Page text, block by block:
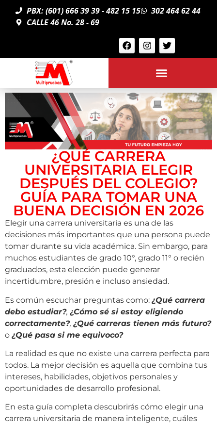
PBX: (601) 666 39 39 - 482 15 15
302 464 62 44
CALLE 46 No. 28 - 69
¿QUÉ CARRERA
UNIVERSITARIA ELEGIR
DESPUÉS DEL COLEGIO?
GUÍA PARA TOMAR UNA
BUENA DECISIÓN EN 2026
Elegir una carrera universitaria es una de las
decisiones más importantes que una persona puede
tomar durante su vida académica. Sin embargo, para
muchos estudiantes de grado 10°, grado 11° o recién
graduados, esta elección puede generar
incertidumbre, presión e incluso ansiedad.
Es común escuchar preguntas como: ¿Qué carrera
debo estudiar?, ¿Cómo sé si estoy eligiendo
correctamente?, ¿Qué carreras tienen más futuro?
o ¿Qué pasa si me equivoco?
La realidad es que no existe una carrera perfecta para
todos. La mejor decisión es aquella que combina tus
intereses, habilidades, objetivos personales y
oportunidades de desarrollo profesional.
En esta guía completa descubrirás cómo elegir una
carrera universitaria de manera inteligente, cuáles